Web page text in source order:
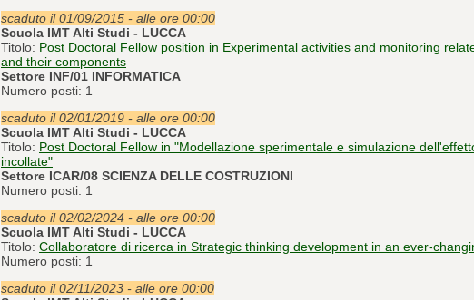
scaduto il 01/09/2015 - alle ore 00:00
Scuola IMT Alti Studi - LUCCA
Titolo: Post Doctoral Fellow position in Experimental activities and monitoring
and their components
Settore INF/01 INFORMATICA
Numero posti: 1
scaduto il 02/01/2019 - alle ore 00:00
Scuola IMT Alti Studi - LUCCA
Titolo: Post Doctoral Fellow in "Modellazione sperimentale e simulazione
incollate"
Settore ICAR/08 SCIENZA DELLE COSTRUZIONI
Numero posti: 1
scaduto il 02/02/2024 - alle ore 00:00
Scuola IMT Alti Studi - LUCCA
Titolo: Collaboratore di ricerca in Strategic thinking development in an ever-
Numero posti: 1
scaduto il 02/11/2023 - alle ore 00:00